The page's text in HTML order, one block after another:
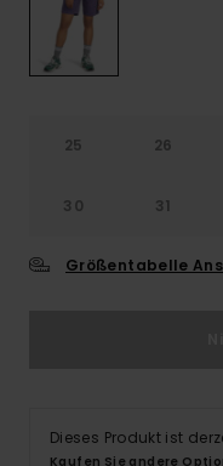
25 26
30 31
Größentabelle
Dieses Produkt ist
Kaufen Sie andere